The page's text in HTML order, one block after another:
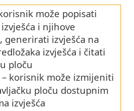
može popisati
i njihove
generirati izvješća na
izvješća i čitati
ploču
– korisnik može izmijeniti
ploču dostupnim
izvješća